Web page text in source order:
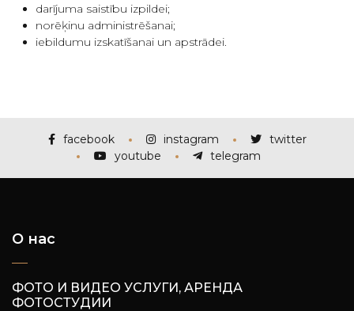
darījuma saistību izpildei;
norēķinu administrēšanai;
iebildumu izskatīšanai un apstrādei.
facebook instagram
twitter
youtube
telegram
О нас
ФОТО И ВИДЕО УСЛУГИ, АРЕНДА
ФОТОСТУДИИ